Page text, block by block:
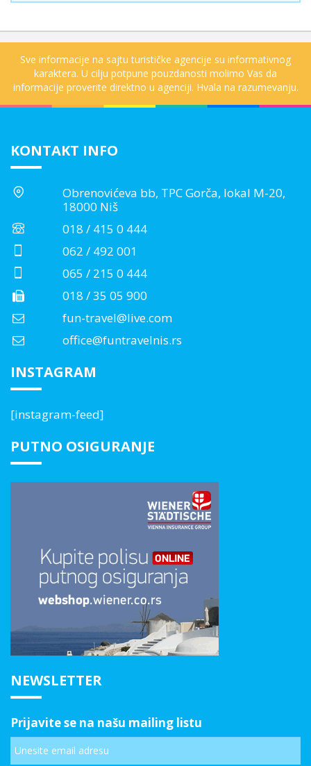
Sve informacije na sajtu turističke agencije su informativnog
karaktera. U cilju potpune pouzdanosti molimo Vas da
informacije proverite direktno u agenciji. Hvala na razumevanju.
KONTAKT INFO
Obrenovićeva bb, TPC Gorča, lokal M-20,
18000 Niš
018 / 415 0 444
062 / 492 001
065 / 215 0 444
018 / 35 05 900
fun-travel@live.com
office@funtravelnis.rs
INSTAGRAM
[instagram-feed]
PUTNO OSIGURANJE
NEWSLETTER
Prijavite se na našu mailing listu